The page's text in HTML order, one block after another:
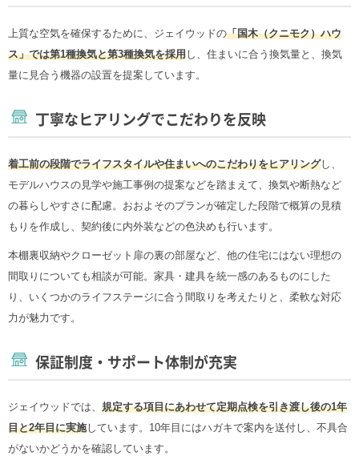
上質な空気を確保するために、ジェイウッドの「国木（クニモク）ハウ
ス」では第1種換気と第3種換気を採用し、住まいに合う換気量と、換気
量に見合う機器の設置を提案しています。
丁寧なヒアリングでこだわりを反映
着工前の段階でライフスタイルや住まいへのこだわりをヒアリングし、
モデルハウスの見学や施工事例の提案などを踏まえて、換気や断熱など
の暮らしやすさに配慮。おおよそのプランが確定した段階で概算の見積
もりを作成し、契約後に内外装などの色決めも行います。
本棚裏収納やクローゼット扉の裏の部屋など、他の住宅にはない理想の
間取りについても相談が可能。家具・建具を統一感のあるものにした
り、いくつかのライフステージに合う間取りを考えたりと、柔軟な対応
力が魅力です。
保証制度・サポート体制が充実
ジェイウッドでは、 規定する項目にあわせて定期点検を引き渡し後の1年
目と2年目に実施しています。10年目にはハガキで案内を送付し、不具合
がないかどうかを確認しています。